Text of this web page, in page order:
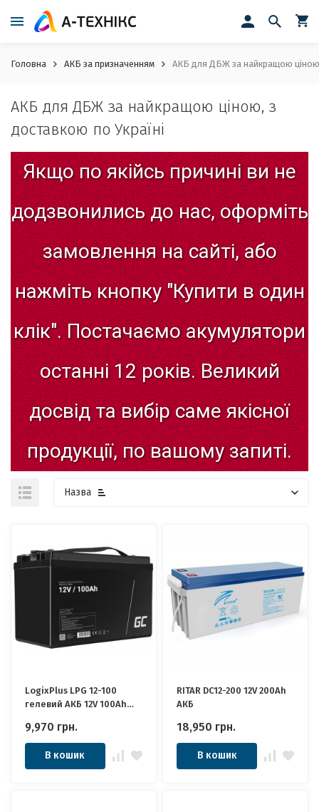
Головна АКБ за призначенням АКБ для ДБЖ за найкращою ціною,
АКБ для ДБЖ за найкращою ціною, з
доставкою по Україні
Якщо по якійсь причині ви не
додзвонились до нас, оформіть
замовлення на сайті, або
нажміть кнопку "Купити в один
клік". Постачаємо акумулятори
останні 12 років. Великий
досвід та вибір саме якісної
продукції, по вашому запиті.
Назва
LogixPlus LPG 12-100
гелевий АКБ 12V 100Ah
Котла, Інвертора, ДБЖ,
ДБЖ, Панелей Сонячних
9,970 грн.
В кошик
RITAR DC12-200 12V 200Ah
АКБ
18,950 грн.
В кошик